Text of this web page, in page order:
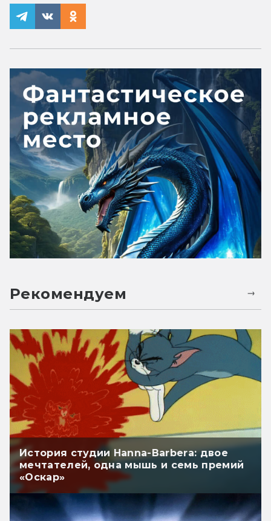
Рекомендуем
История студии Hanna-Barbera: двое
мечтателей, одна мышь и семь премий
«Оскар»